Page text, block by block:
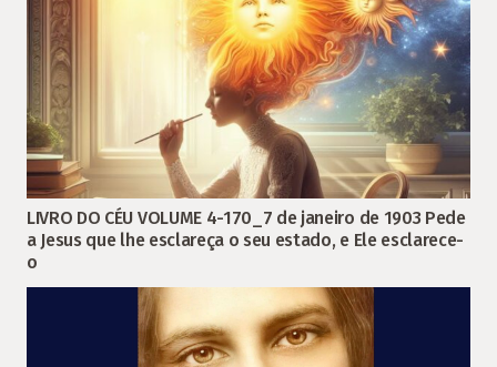
LIVRO DO CÉU VOLUME 4-170_7 de janeiro de 1903 Pede
a Jesus que lhe esclareça o seu estado, e Ele esclarece-
o